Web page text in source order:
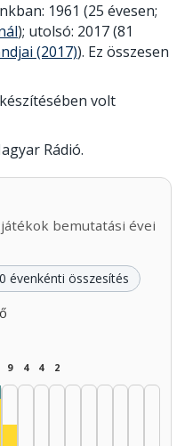
1961 (25 évesen;
); utolsó: 2017 (81
(2017)). Ez összesen
volt
Rádió.
bemutatási évei
évenkénti összesítés
1975–1979: 1
9 4 4 2